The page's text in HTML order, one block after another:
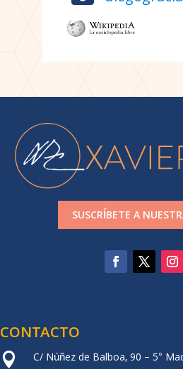
SUSCRÍBETE A
CONTACTO
 C/ Núñez de Balboa, 90 – 5°